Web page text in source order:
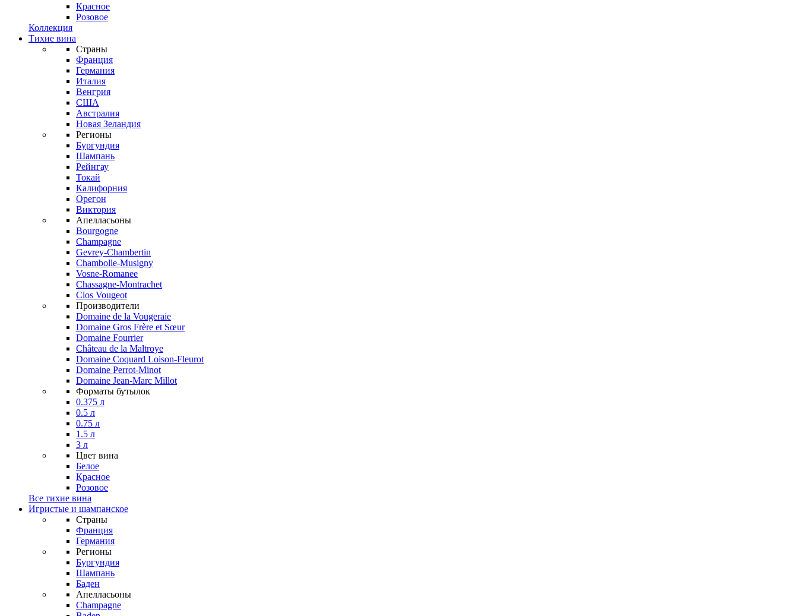
Красное
Розовое
Коллекция
Тихие вина
Страны
Франция
Германия
Италия
Венгрия
США
Австралия
Новая Зеландия
Регионы
Бургундия
Шампань
Рейнгау
Токай
Калифорния
Орегон
Виктория
Апелласьоны
Bourgogne
Champagne
Gevrey-Chambertin
Chambolle-Musigny
Vosne-Romanee
Chassagne-Montrachet
Clos Vougeot
Производители
Domaine de la Vougeraie
Domaine Gros Frère et Sœur
Domaine Fourrier
Château de la Maltroye
Domaine Coquard Loison-Fleurot
Domaine Perrot-Minot
Domaine Jean-Marc Millot
Форматы бутылок
0.375 л
0.5 л
0.75 л
1.5 л
3 л
Цвет вина
Белое
Красное
Розовое
Все тихие вина
Игристые и шампанское
Страны
Франция
Германия
Регионы
Бургундия
Шампань
Баден
Апелласьоны
Champagne